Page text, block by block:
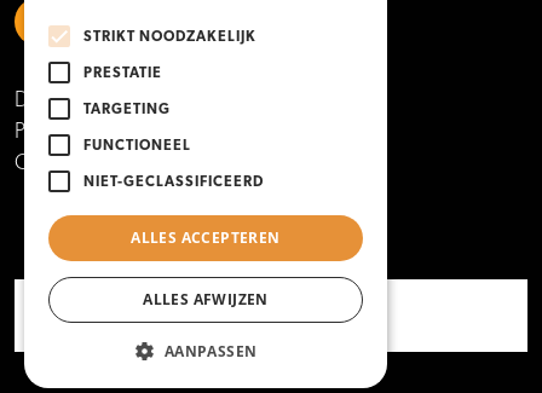
https://www.linkedin.com/school/mboamersfoort
https://www.instagram.com/mboamersfoort/
https://www.facebook.com/MBOAmersfoort
Disclaimer
Privacy- en cookieverklaring
Copyright 2025
STRIKT NOODZAKELIJK
PRESTATIE
TARGETING
FUNCTIONEEL
NIET-GECLASSIFICEERD
ALLES ACCEPTEREN
ALLES AFWIJZEN
AANPASSEN